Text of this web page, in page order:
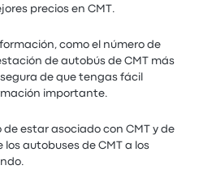
precios en CMT.
como el número de
de autobús de CMT más
de que tengas fácil
importante.
de estar asociado con CMT y de
los autobuses de CMT a los